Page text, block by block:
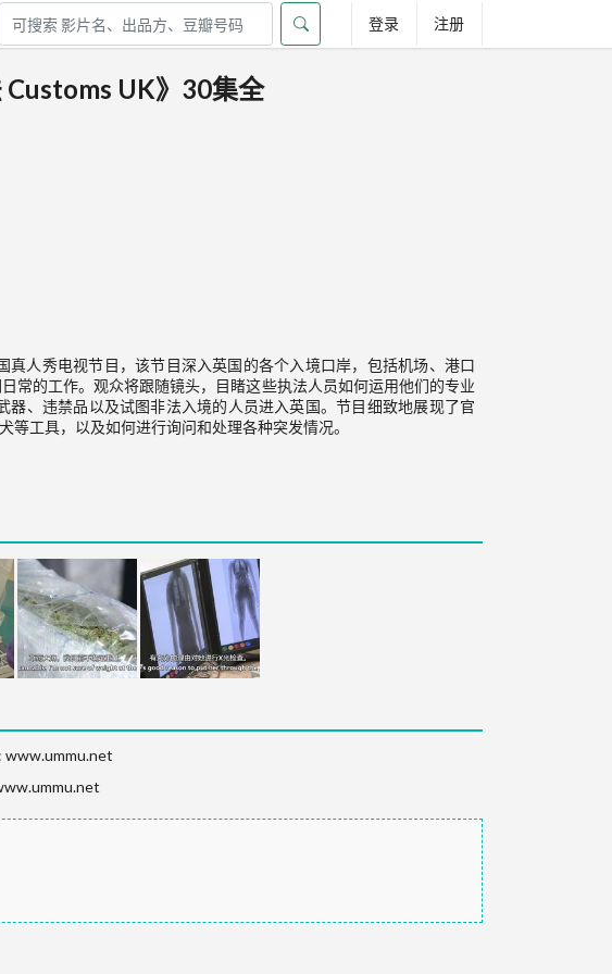
登录 注册
UK》30集全
人秀电视节目，该节目深入英国的各个入境口岸，包括机场、港口
常的工作。观众将跟随镜头，目睹这些执法人员如何运用他们的专业
、违禁品以及试图非法入境的人员进入英国。节目细致地展现了官
工具，以及如何进行询问和处理各种突发情况。
www.ummu.net